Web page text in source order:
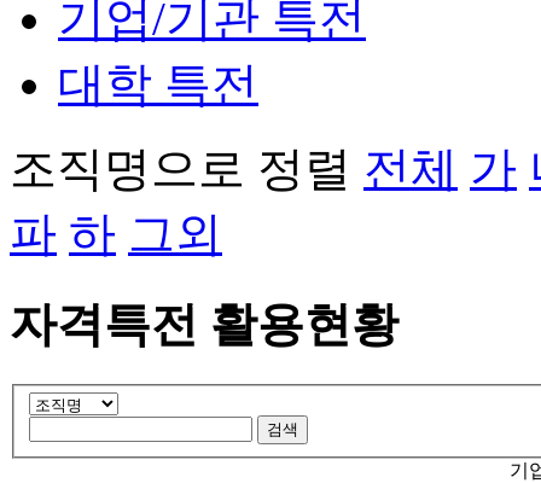
기업/기관 특전
대학 특전
조직명으로 정렬 전체 가
파 하 그외
자격특전 활용현황
기